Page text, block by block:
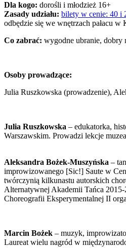
Dla kogo: dorośli i młodzież 16+
Zasady udziału: bilety w cenie: 40 i
odbędzie się we wnętrzach pałacu
Co zabrać: wygodne ubranie, dobry
Osoby prowadzące:
Julia Ruszkowska (prowadzenie),
Julia Ruszkowska – edukatorka,
Warszawskim. Prowadzi lekcje
Aleksandra Bożek-Muszyńska –
improwizowanego [Sic!] Saute w
twórczynią kilkunastu autorskich
Alternatywnej Akademii Tańca
Choreografii Eksperymentalnej II
Marcin Bożek – muzyk,
Laureat wielu nagród w